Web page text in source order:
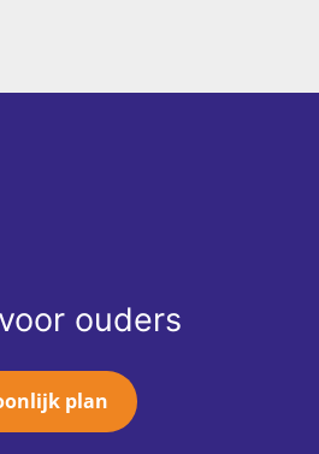
ouders
plan